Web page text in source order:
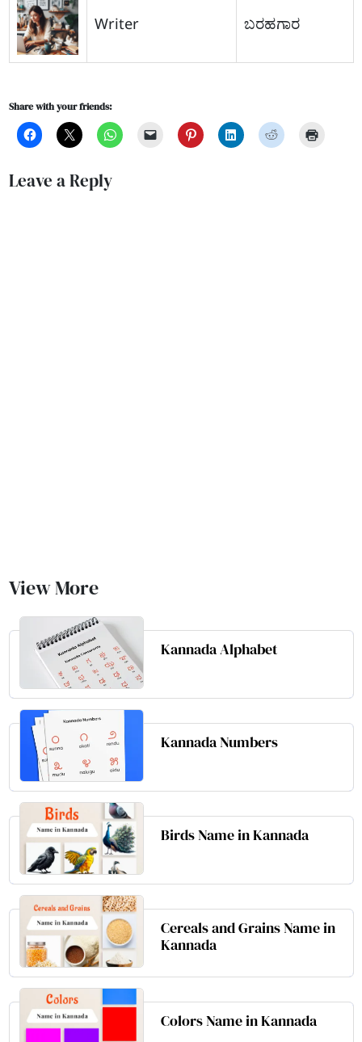
Writer ಬರಹಗಾರ
Share with your friends:
Leave a Reply
View More
Kannada Alphabet
Kannada Numbers
Birds Name in Kannada
Cereals and Grains Name in
Kannada
Colors Name in Kannada